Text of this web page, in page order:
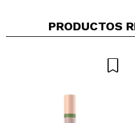
PRODUCTOS